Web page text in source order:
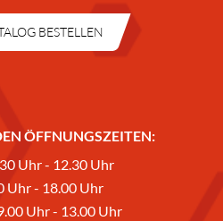
BESTELLEN
ÖFFNUNGSZEITEN:
Uhr - 12.30 Uhr
Uhr - 18.00 Uhr
Uhr - 13.00 Uhr